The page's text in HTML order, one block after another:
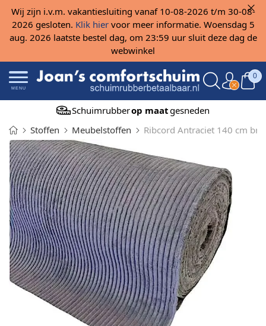
Wij zijn i.v.m. vakantiesluiting vanaf 10-08-2026 t/m 30-08-
2026 gesloten. Klik hiervoor meer informatie. Woensdag 5
aug. 2026 laatste bestel dag, om 23:59 uur sluit deze dag de
webwinkel
MENU
0
Schuimrubberop maatgesneden
Stoffen
Meubelstoffen Ribcord Antraciet 140 cm